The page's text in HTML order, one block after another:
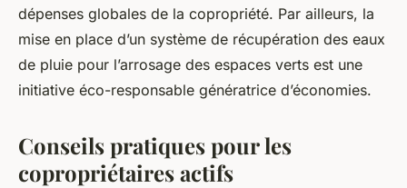
dépenses globales de la copropriété. Par ailleurs, la
mise en place d’un système de récupération des eaux
de pluie pour l’arrosage des espaces verts est une
initiative éco-responsable génératrice d’économies.
Conseils pratiques pour les
copropriétaires actifs